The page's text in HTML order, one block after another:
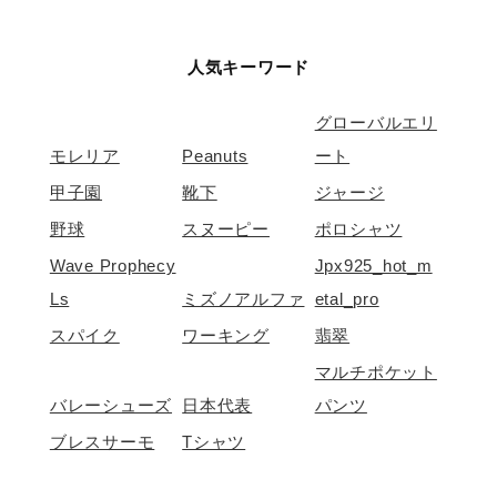
ゴルフ
スイム
バレーボール
人気キーワード
モレリア Peanuts
グローバルエリ
ート
甲子園
靴下
ジャージ
野球
スヌーピー
ポロシャツ
Wave Prophecy
Ls
ミズノアルファ
Jpx925_hot_m
Etal_pro
スパイク
ワーキング 翡翠
バレーシューズ 日本代表
マルチポケット
パンツ
ブレスサーモ
Tシャツ